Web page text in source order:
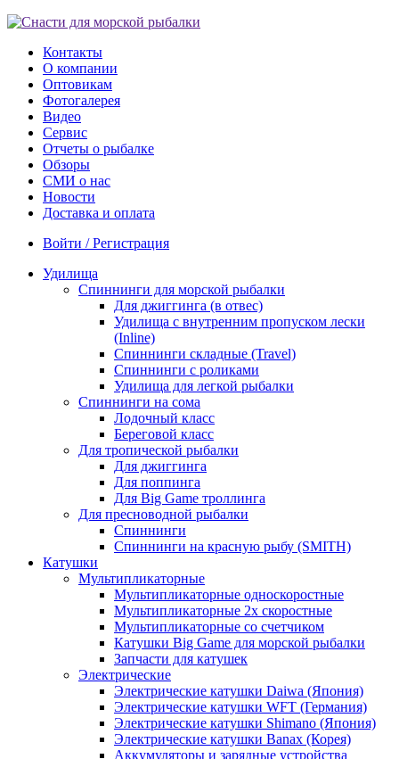
Контакты
О компании
Оптовикам
Фотогалерея
Видео
Сервис
Отчеты о рыбалке
Обзоры
СМИ о нас
Новости
Доставка и оплата
Войти / Регистрация
Удилища
Спиннинги для морской рыбалки
Для джиггинга (в отвес)
Удилища с внутренним пропуском лески
(Inline)
Спиннинги складные (Travel)
Спиннинги с роликами
Удилища для легкой рыбалки
Спиннинги на сома
Лодочный класс
Береговой класс
Для тропической рыбалки
Для джиггинга
Для поппинга
Для Big Game троллинга
Для пресноводной рыбалки
Спиннинги
Спиннинги на красную рыбу (SMITH)
Катушки
Мультипликаторные
Мультипликаторные односкоростные
Мультипликаторные 2х скоростные
Мультипликаторные со счетчиком
Катушки Big Game для морской рыбалки
Запчасти для катушек
Электрические
Электрические катушки Daiwa (Япония)
Электрические катушки WFT (Германия)
Электрические катушки Shimano (Япония)
Электрические катушки Banax (Корея)
Аккумуляторы и зарядные устройства